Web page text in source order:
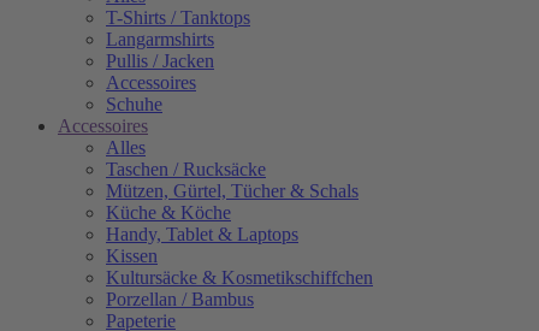
T-Shirts / Tanktops
Langarmshirts
Pullis / Jacken
Accessoires
Schuhe
Accessoires
Alles
Taschen / Rucksäcke
Mützen, Gürtel, Tücher & Schals
Küche & Köche
Handy, Tablet & Laptops
Kissen
Kultursäcke & Kosmetikschiffchen
Porzellan / Bambus
Papeterie